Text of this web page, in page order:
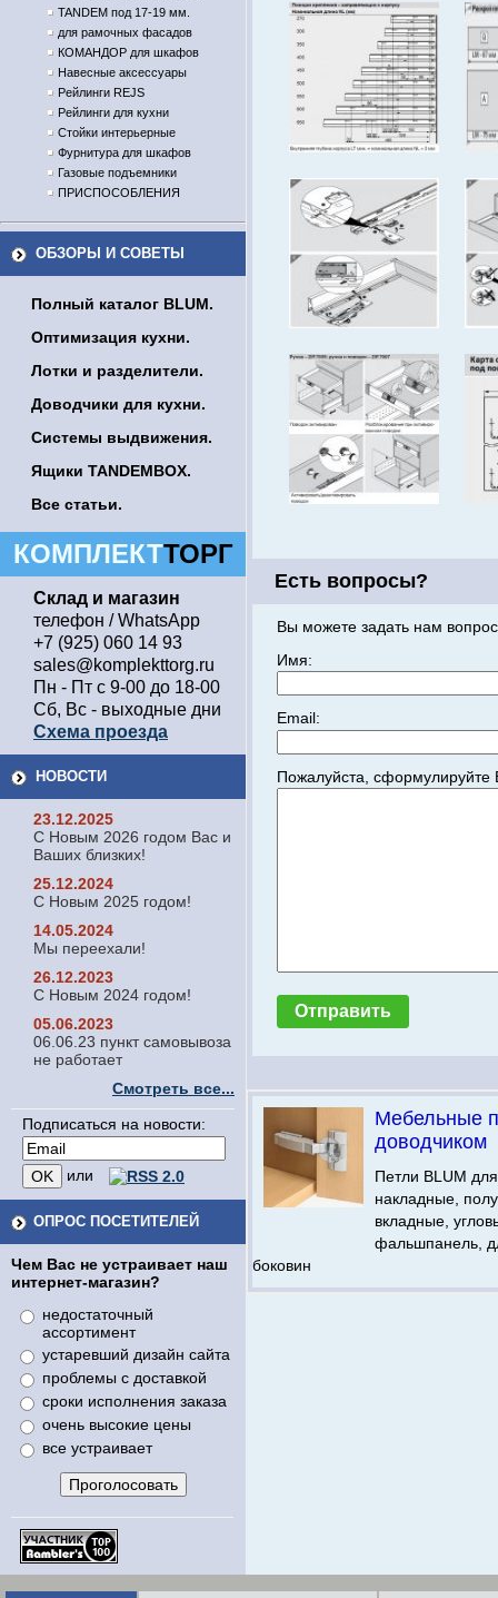
TANDEM под 17-19 мм.
для рамочных фасадов
КОМАНДОР для шкафов
Навесные аксессуары
Рейлинги REJS
Рейлинги для кухни
Стойки интерьерные
Фурнитура для шкафов
Газовые подъемники
ПРИСПОСОБЛЕНИЯ
ОБЗОРЫ И СОВЕТЫ
Полный каталог BLUM.
Оптимизация кухни.
Лотки и разделители.
Доводчики для кухни.
Системы выдвижения.
Ящики TANDEMBOX.
Все статьи.
КОМПЛЕКТТОРГ
Склад и магазин
телефон / WhatsApp
+7 (925) 060 14 93
sales@komplekttorg.ru
Пн - Пт с 9-00 до 18-00
Сб, Вс - выходные дни
Схема проезда
НОВОСТИ
23.12.2025
С Новым 2026 годом Вас и
Ваших близких!
25.12.2024
С Новым 2025 годом!
14.05.2024
Мы переехали!
26.12.2023
С Новым 2024 годом!
05.06.2023
06.06.23 пункт самовывоза
не работает
Смотреть все...
Подписаться на новости:
или
ОПРОС ПОСЕТИТЕЛЕЙ
Чем Вас не устраивает наш
интернет-магазин?
недостаточный
ассортимент
устаревший дизайн сайта
проблемы с доставкой
сроки исполнения заказа
очень высокие цены
все устраивает
Есть вопросы?
Вы можете задать нам
Имя:
Email:
Пожалуйста,
Мебельные
доводчиком
Петли BLUM
накладные,
вкладные,
фальшпанель,
боковин